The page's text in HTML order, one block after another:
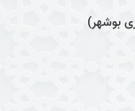
بوشهر)